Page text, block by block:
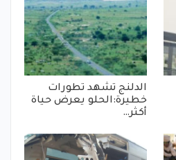
الدلنج تشهد تطورات
خطيرة:الحلو يعرض حياة
أكثر…